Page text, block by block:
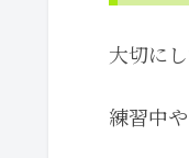
大切に
練習中